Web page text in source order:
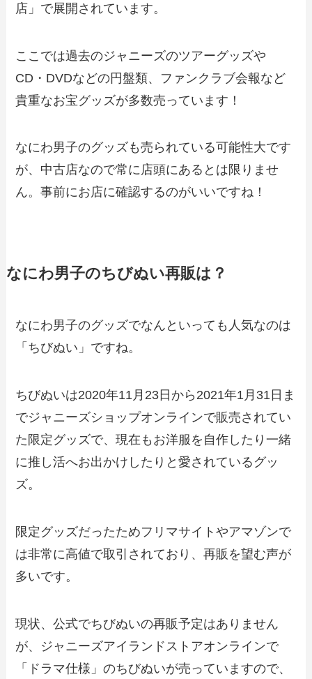
店」で展開されています。
ここでは過去のジャニーズのツアーグッズや
CD・DVDなどの円盤類、ファンクラブ会報など
貴重なお宝グッズが多数売っています！
なにわ男子のグッズも売られている可能性大です
が、中古店なので常に店頭にあるとは限りませ
ん。事前にお店に確認するのがいいですね！
なにわ男子のちびぬい再販は？
なにわ男子のグッズでなんといっても人気なのは
「ちびぬい」ですね。
ちびぬいは2020年11月23日から2021年1月31日ま
でジャニーズショップオンラインで販売されてい
た限定グッズで、現在もお洋服を自作したり一緒
に推し活へお出かけしたりと愛されているグッ
ズ。
限定グッズだったためフリマサイトやアマゾンで
は非常に高値で取引されており、再販を望む声が
多いです。
現状、公式でちびぬいの再販予定はありません
が、ジャニーズアイランドストアオンラインで
「ドラマ仕様」のちびぬいが売っていますので、